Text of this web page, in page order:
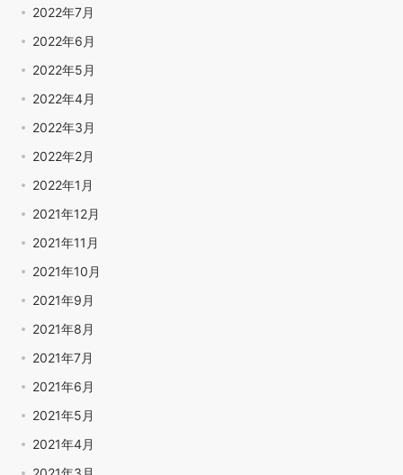
2022年7月
2022年6月
2022年5月
2022年4月
2022年3月
2022年2月
2022年1月
2021年12月
2021年11月
2021年10月
2021年9月
2021年8月
2021年7月
2021年6月
2021年5月
2021年4月